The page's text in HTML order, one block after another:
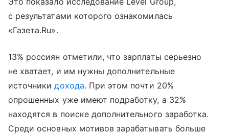
с результатами которого ознакомилась
«Газета.Ru».
13% россиян отметили, что зарплаты серьезно
не хватает, и им нужны дополнительные
источникидохода. При этом почти 20%
опрошенных уже имеют подработку, а 32%
находятся в поиске дополнительного заработка.
Среди основных мотивов зарабатывать больше